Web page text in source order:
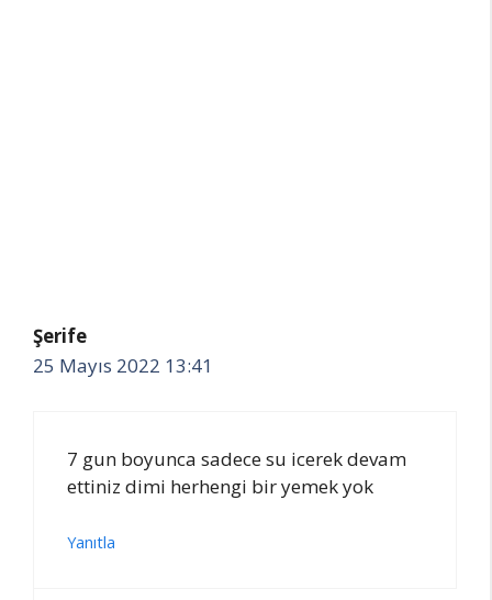
Şerife
25 Mayıs 2022 13:41
7 gun boyunca sadece su icerek devam
ettiniz dimi herhengi bir yemek yok
Yanıtla